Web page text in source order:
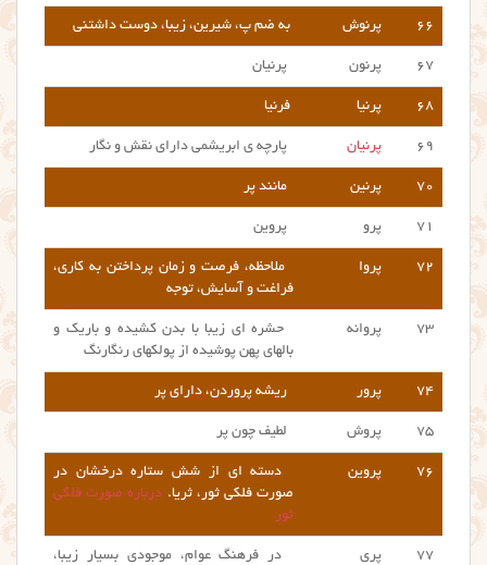
۶۶ پرنوش به ضم پ، شیرین، زیبا، دوست داشتنی
۶۷ پرنون پرنیان
۶۸ پرنیا فرنیا
۶۹ پرنیان پارچه ی ابریشمی دارای نقش و نگار
۷۰ پرنین مانند پر
۷۱ پرو پروین
۷۲ پروا
ملاحظه، فرصت و زمان پرداختن به کاری،
فراغت و آسایش، توجه
۷۳ پروانه
حشره ای زیبا با بدن کشیده و باریک و
بالهای پهن پوشیده از پولکهای رنگارنگ
۷۴ پرور ریشه پروردن، دارای پر
۷۵ پروش لطیف چون پر
۷۶ پروین
دسته ای از شش ستاره درخشان در
صورت فلکی ثور، ثریا. درباره صورت فلکی
ثور
۷۷ پری
در فرهنگ عوام، موجودی بسیار زیبا،